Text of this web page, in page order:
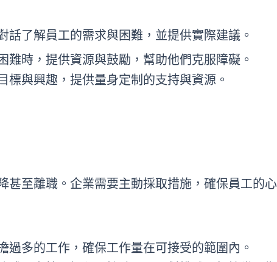
話了解員工的需求與困難，並提供實際建議。
難時，提供資源與鼓勵，幫助他們克服障礙。
標與興趣，提供量身定制的支持與資源。
甚至離職。企業需要主動採取措施，確保員工的心
過多的工作，確保工作量在可接受的範圍內。